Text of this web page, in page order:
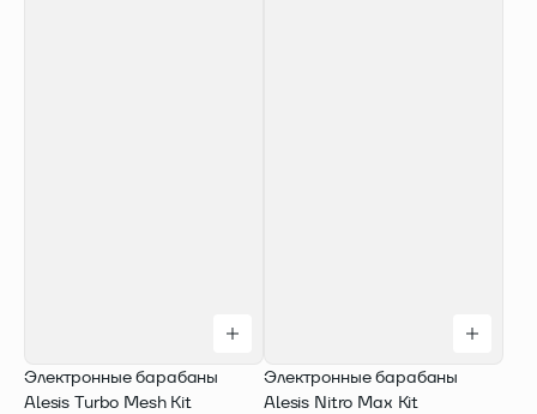
Электронные барабаны
Alesis Turbo Mesh Kit
Электронные барабаны
Alesis Nitro Max Kit